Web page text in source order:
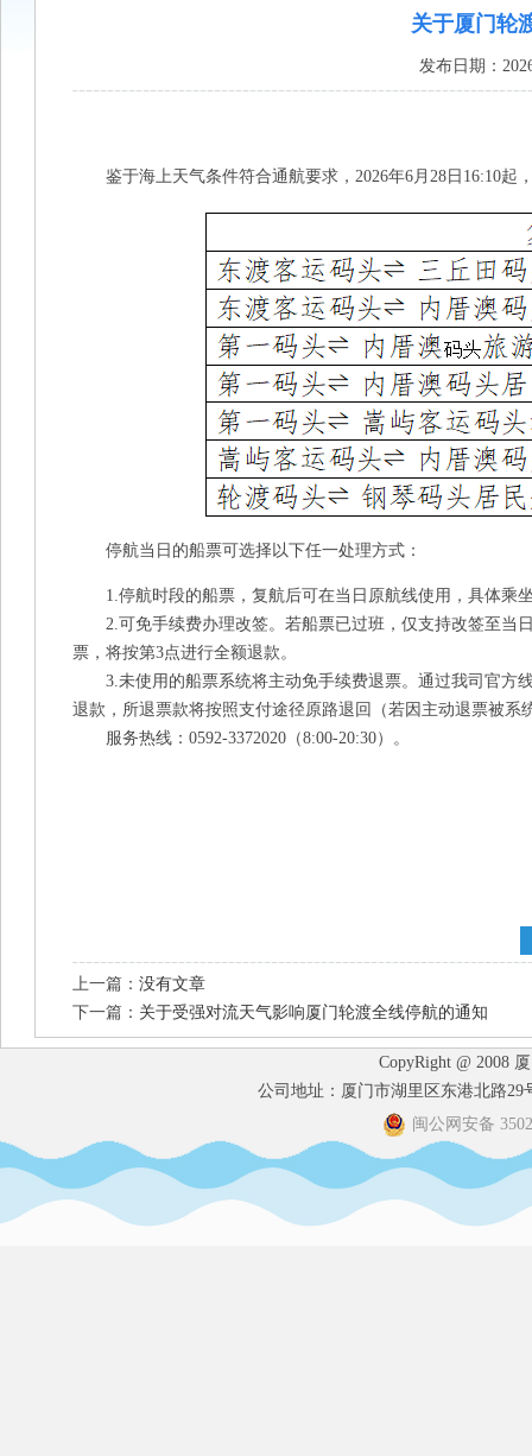
关于厦门轮
发布日期：
鉴于海上天气条件符合通航要求，2026年6月28日16:10起
停航当日的船票可选择以下任一处理方式：
1.停航时段的船票，复航后可在当日原航线使用，具体乘
2.可免手续费办理改签。若船票已过班，仅支持改签至当
票，将按第3点进行全额退款。
3.未使用的船票系统将主动免手续费退票。通过我司官方
退款，所退票款将按照支付途径原路退回（若因主动退票被
服务热线：0592-3372020（8:00-20:30）。
上一篇： 没有文章
下一篇： 关于受强对流天气影响厦门轮渡全线停航的通知
CopyRight @ 2008
公司地址：厦门市湖里区东港北路29
闽公网安备